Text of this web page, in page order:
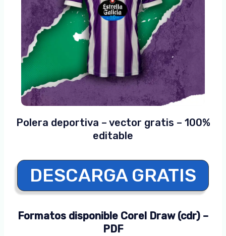
Polera deportiva – vector gratis – 100%
editable
DESCARGA GRATIS
Formatos disponible Corel Draw (cdr) –
PDF